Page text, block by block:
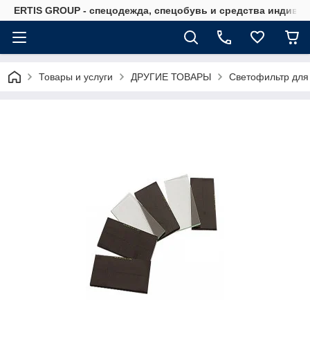
ERTIS GROUP - спецодежда, спецобувь и средства
Товары и услуги ДРУГИЕ ТОВАРЫ Светофильтр